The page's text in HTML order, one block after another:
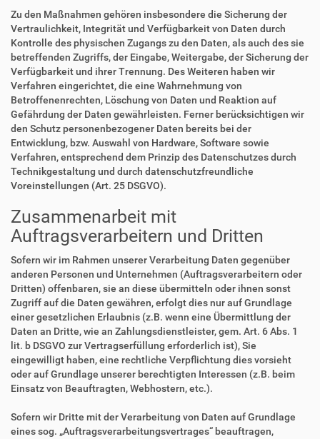
Zu den Maßnahmen gehören insbesondere die Sicherung der
Vertraulichkeit, Integrität und Verfügbarkeit von Daten durch
Kontrolle des physischen Zugangs zu den Daten, als auch des sie
betreffenden Zugriffs, der Eingabe, Weitergabe, der Sicherung der
Verfügbarkeit und ihrer Trennung. Des Weiteren haben wir
Verfahren eingerichtet, die eine Wahrnehmung von
Betroffenenrechten, Löschung von Daten und Reaktion auf
Gefährdung der Daten gewährleisten. Ferner berücksichtigen wir
den Schutz personenbezogener Daten bereits bei der
Entwicklung, bzw. Auswahl von Hardware, Software sowie
Verfahren, entsprechend dem Prinzip des Datenschutzes durch
Technikgestaltung und durch datenschutzfreundliche
Voreinstellungen (Art. 25 DSGVO).
Zusammenarbeit mit
Auftragsverarbeitern und Dritten
Sofern wir im Rahmen unserer Verarbeitung Daten gegenüber
anderen Personen und Unternehmen (Auftragsverarbeitern oder
Dritten) offenbaren, sie an diese übermitteln oder ihnen sonst
Zugriff auf die Daten gewähren, erfolgt dies nur auf Grundlage
einer gesetzlichen Erlaubnis (z.B. wenn eine Übermittlung der
Daten an Dritte, wie an Zahlungsdienstleister, gem. Art. 6 Abs. 1
lit. b DSGVO zur Vertragserfüllung erforderlich ist), Sie
eingewilligt haben, eine rechtliche Verpflichtung dies vorsieht
oder auf Grundlage unserer berechtigten Interessen (z.B. beim
Einsatz von Beauftragten, Webhostern, etc.).
Sofern wir Dritte mit der Verarbeitung von Daten auf Grundlage
eines sog. „Auftragsverarbeitungsvertrages“ beauftragen,